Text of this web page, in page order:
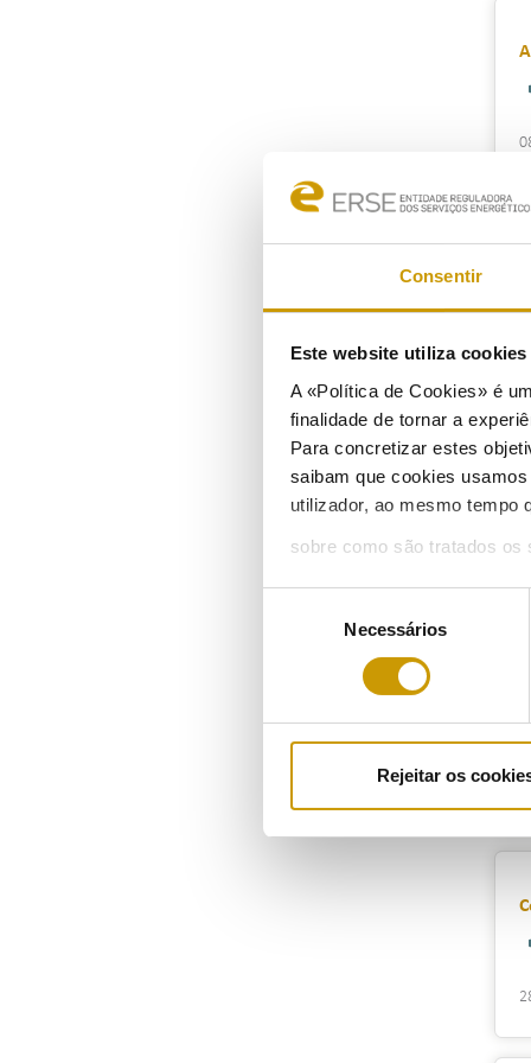
Consentir
Este website utiliza
A «Política de Cookies» é
finalidade de tornar a
Para concretizar estes
saibam que cookies
utilizador, ao mesmo tempo
sobre como são tratados
consentimento
Necessários
Rejeitar os